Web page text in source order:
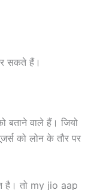
सकते हैं।
वाले हैं। जियो
को लोन के तौर पर
है। तो my jio aap